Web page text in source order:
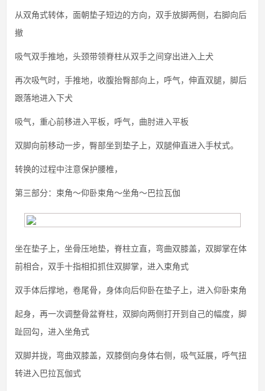
从双角式转体，面朝垫子短边的方向，双手放脚两侧，右脚向后
撤
吸气双手推地，头颈带领脊柱从双手之间穿出进入上犬
再次吸气时，手推地，收腹抬臀部向上，呼气，伸直双腿，脚后
跟落地进入下犬
吸气，重心前移进入平板，呼气，曲肘进入平板
双脚向前移动一步，臀部坐到垫子上，双腿伸直进入手杖式。
转换的过程中注意保护腰椎，
第三部分：束角～仰卧束角～坐角～巴拉瓦伽
坐在垫子上，坐骨压地垫，脊柱立直，弯曲双膝盖，双脚掌在体
前相合，双手十指相扣抓住双脚掌，进入束角式
双手体后撑地，卷尾骨，身体向后仰卧在垫子上，进入仰卧束角
起身，再一次调整骨盆脊柱，双脚向两侧打开到自己的幅度，脚
趾回勾，进入坐角式
双脚并拢，弯曲双膝盖，双膝倒向身体右侧，吸气延展，呼气扭
转进入巴拉瓦伽式